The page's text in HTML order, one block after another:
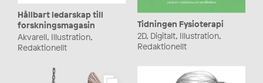
Tidningen Fysioterapi
2D, Digitalt, Illustration,
Redaktionellt
Hållbart ledarskap till
forskningsmagasin
Akvarell, Illustration,
Redaktionellt